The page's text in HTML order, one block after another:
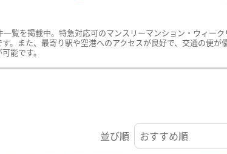
覧を掲載中。特急対応可のマンスリーマンション・ウィー
。また、最寄り駅や空港へのアクセスが良好で、交通の便
能です。
並び順